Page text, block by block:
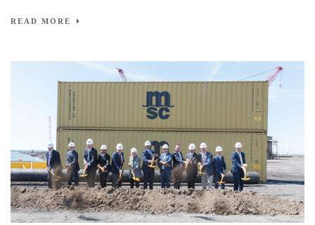
READ MORE